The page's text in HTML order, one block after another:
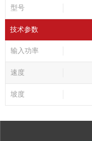
型号
技术参数
输入功率
速度
坡度